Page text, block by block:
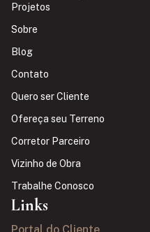
Projetos
Sobre
Blog
Contato
Quero ser Cliente
Ofereça seu Terreno
Corretor Parceiro
Vizinho de Obra
Trabalhe Conosco
Links